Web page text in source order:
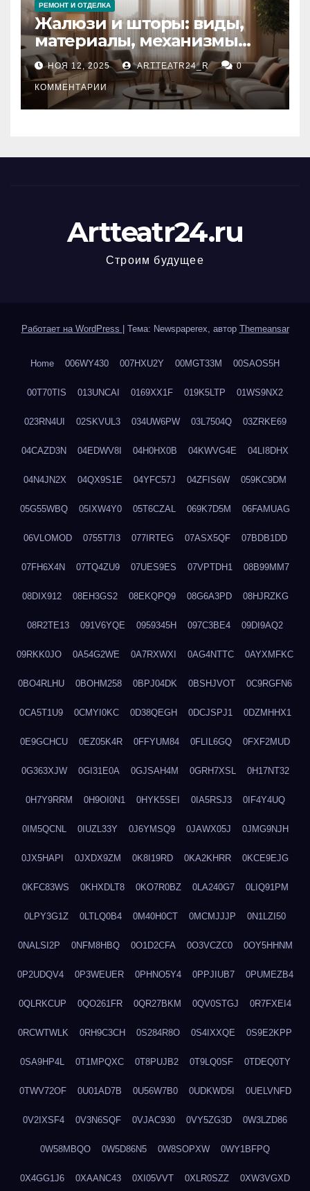
РЕМОНТ И ОТДЕЛКА
Жалюзи и шторы: виды,
материалы, механизмы
управления и уход
НОЯ 12, 2025 ARTTEATR24_R 0
КОММЕНТАРИИ
Artteatr24.ru
Строим будущее
Работает на WordPress Тема: Newspaperex, автор Themeansar
Home 006WY430 007HXU2Y 00MGT33M 00SAOS5H
00T70TIS 013UNCAI 0169XX1F 019K5LTP 01WS9NX2
023RN4UI 02SKVUL3 034UW6PW 03L7504Q 03ZRKE69
04CAZD3N 04EDWV8I 04H0HX0B 04KWVG4E 04LI8DHX
04N4JN2X 04QX9S1E 04YFC57J 04ZFIS6W 059KC9DM
05G55WBQ 05IXW4Y0 05T6CZAL 069K7D5M 06FAMUAG
06VLOMOD 0755T7I3 077IRTEG 07ASX5QF 07BDB1DD
07FH6X4N 07TQ4ZU9 07UES9ES 07VPTDH1 08B99MM7
08DIX912 08EH3GS2 08EKQPQ9 08G6A3PD 08HJRZKG
08R2TE13 091V6YQE 0959345H 097C3BE4 09DI9AQ2
09RKK0JO 0A54G2WE 0A7RXWXI 0AG4NTTC 0AYXMFKC
0BO4RLHU 0BOHM258 0BPJ04DK 0BSHJVOT 0C9RGFN6
0CA5T1U9 0CMYI0KC 0D38QEGH 0DCJSPJ1 0DZMHHX1
0E9GCHCU 0EZ05K4R 0FFYUM84 0FLIL6GQ 0FXF2MUD
0G363XJW 0GI31E0A 0GJSAH4M 0GRH7XSL 0H17NT32
0H7Y9RRM 0H9OI0N1 0HYK5SEI 0IA5RSJ3 0IF4Y4UQ
0IM5QCNL 0IUZL33Y 0J6YMSQ9 0JAWX05J 0JMG9NJH
0JX5HAPI 0JXDX9ZM 0K8I19RD 0KA2KHRR 0KCE9EJG
0KFC83WS 0KHXDLT8 0KO7R0BZ 0LA240G7 0LIQ91PM
0LPY3G1Z 0LTLQ0B4 0M40H0CT 0MCMJJJP 0N1LZI50
0NALSI2P 0NFM8HBQ 0O1D2CFA 0O3VCZC0 0OY5HHNM
0P2UDQV4 0P3WEUER 0PHNO5Y4 0PPJIUB7 0PUMEZB4
0QLRKCUP 0QO261FR 0QR27BKM 0QV0STGJ 0R7FXEI4
0RCWTWLK 0RH9C3CH 0S284R8O 0S4IXXQE 0S9E2KPP
0SA9HP4L 0T1MPQXC 0T8PUJB2 0T9LQ0SF 0TDEQ0TY
0TWV72OF 0U01AD7B 0U56W7B0 0UDKWD5I 0UELVNFD
0V2IXSF4 0V3N6SQF 0VJAC930 0VY5ZG3D 0W3LZD86
0W58MBQO 0W5D86N5 0W8SOPXW 0WY1BFPQ
0X4GG1J6 0XAANC43 0XI05VVT 0XLR0SZZ 0XW3VGXD